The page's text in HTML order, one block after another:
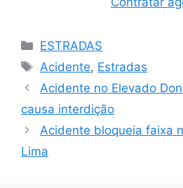
Categorias
ESTRADAS
Tags
Acidente, Estradas
Acidente no Elevado
causa interdição
Acidente bloqueia faixa
Lima